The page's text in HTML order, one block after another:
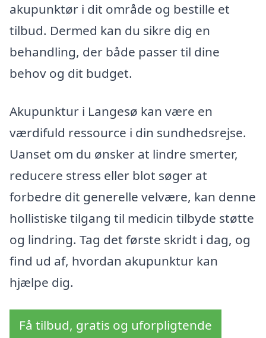
akupunktør i dit område og bestille et
tilbud. Dermed kan du sikre dig en
behandling, der både passer til dine
behov og dit budget.
Akupunktur i Langesø kan være en
værdifuld ressource i din sundhedsrejse.
Uanset om du ønsker at lindre smerter,
reducere stress eller blot søger at
forbedre dit generelle velvære, kan denne
hollistiske tilgang til medicin tilbyde støtte
og lindring. Tag det første skridt i dag, og
find ud af, hvordan akupunktur kan
hjælpe dig.
Få tilbud, gratis og uforpligtende